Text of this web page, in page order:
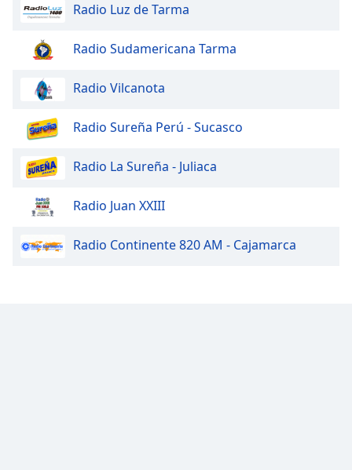
Radio Luz de Tarma
Radio Sudamericana Tarma
Radio Vilcanota
Radio Sureña Perú - Sucasco
Radio La Sureña - Juliaca
Radio Juan XXIII
Radio Continente 820 AM - Cajamarca